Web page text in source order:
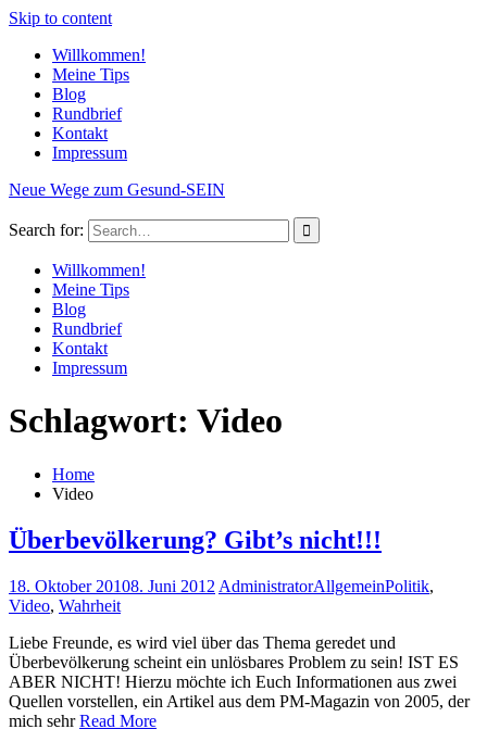
Skip to content
Willkommen!
Meine Tips
Blog
Rundbrief
Kontakt
Impressum
Neue Wege zum Gesund-SEIN
Search for:
Willkommen!
Meine Tips
Blog
Rundbrief
Kontakt
Impressum
Schlagwort: Video
Home
Video
Überbevölkerung? Gibt’s nicht!!!
18. Oktober 20108. Juni 2012 AdministratorAllgemeinPolitik,
Video, Wahrheit
Liebe Freunde, es wird viel über das Thema geredet und
Überbevölkerung scheint ein unlösbares Problem zu sein! IST ES
ABER NICHT! Hierzu möchte ich Euch Informationen aus zwei
Quellen vorstellen, ein Artikel aus dem PM-Magazin von 2005, der
mich sehrRead More